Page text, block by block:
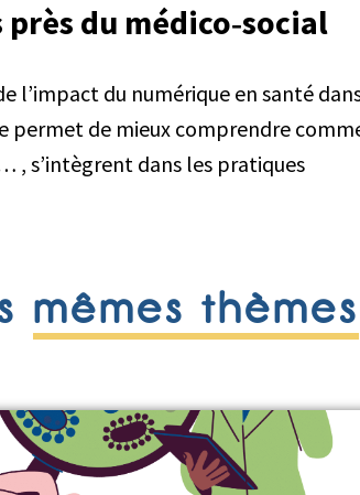
du médico‑social
l’impact du numérique en santé
permet de mieux comprendre
, s’intègrent dans les pratiques
mêmes thèmes